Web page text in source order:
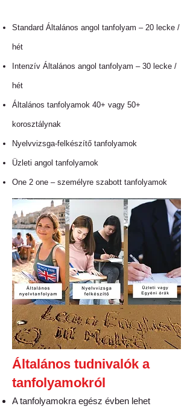
Standard Általános angol tanfolyam – 20 lecke /
hét
Intenzív Általános angol tanfolyam – 30 lecke /
hét
Általános tanfolyamok 40+ vagy 50+
korosztálynak
Nyelvvizsga-felkészítő tanfolyamok
Üzleti angol tanfolyamok
One 2 one – személyre szabott tanfolyamok
Általános tudnivalók a
tanfolyamokról
A tanfolyamokra egész évben lehet